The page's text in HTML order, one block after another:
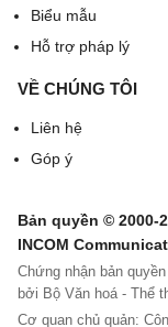
Biểu mẫu
Hỗ trợ pháp lý
VỀ CHÚNG TÔI
Liên hệ
Góp ý
Bản quyền © 2000-
INCOM
Chứng nhận bản
bởi Bộ Văn hoá - Thể
Cơ quan chủ quản: